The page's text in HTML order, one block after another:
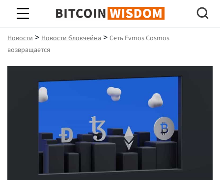
Биткойн Мудрость
Новости > Новости блокчейна > Сеть Evmos Cosmos
возвращается